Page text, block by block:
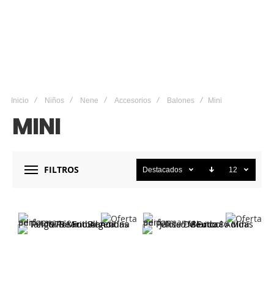
Inicio Niños Nene Accesorios Balones Mini
MINI
FILTROS Destacados 12